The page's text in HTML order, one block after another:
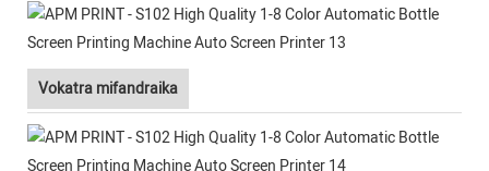
Vokatra mifandraika